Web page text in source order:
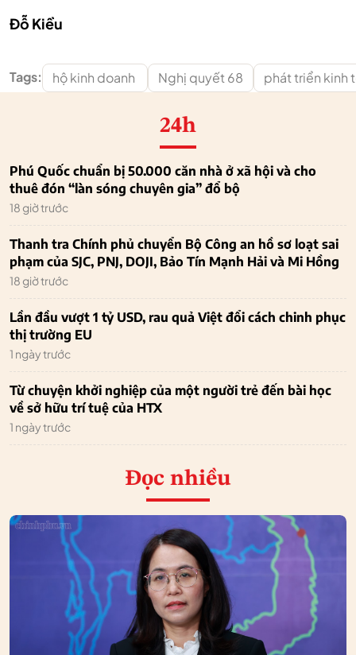
Đỗ Kiều
Tags: hộ kinh doanh Nghị quyết 68 phát triển kinh
24h
Phú Quốc chuẩn bị 50.000 căn nhà ở xã hội và cho
thuê đón “làn sóng chuyên gia” đổ bộ
18 giờ trước
Thanh tra Chính phủ chuyển Bộ Công an hồ sơ loạt sai
phạm của SJC, PNJ, DOJI, Bảo Tín Mạnh Hải và Mi Hồng
18 giờ trước
Lần đầu vượt 1 tỷ USD, rau quả Việt đổi cách chinh phục
thị trường EU
1 ngày trước
Từ chuyện khởi nghiệp của một người trẻ đến bài học
về sở hữu trí tuệ của HTX
1 ngày trước
Đọc nhiều